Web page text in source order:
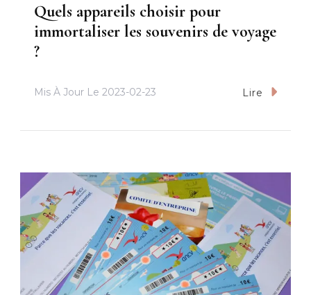
Quels appareils choisir pour
immortaliser les souvenirs de voyage
?
Mis À Jour Le 2023-02-23 Lire